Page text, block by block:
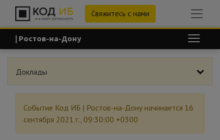
Свяжитесь с нами
| Ростов-на-Дону
Доклады
Событие Код ИБ | Ростов-на-Дону начинается 16
сентября 2021 г., 09:30:00 +0300